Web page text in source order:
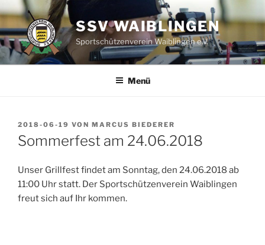
Zum
Inhalt
springen
SSV WAIBLINGEN
Sportschützenverein Waiblingen e.V.
Menü
VERÖFFENTLICHT
AM
2018-06-19 VON MARCUS BIEDERER
Sommerfest am 24.06.2018
Unser Grillfest findet am Sonntag, den 24.06.2018 ab
11:00 Uhr statt. Der Sportschützenverein Waiblingen
freut sich auf Ihr kommen.